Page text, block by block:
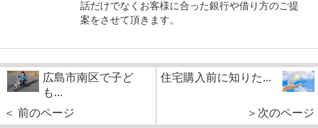
話だけでなくお客様に合った銀行や借り方のご提
案をさせて頂きます。
広島市南区で子ど
も...
＜ 前のページ
住宅購入前に知りた...
＞次のページ